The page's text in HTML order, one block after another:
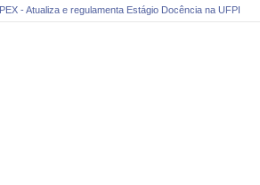
- Atualiza e regulamenta Estágio Docência na UFPI